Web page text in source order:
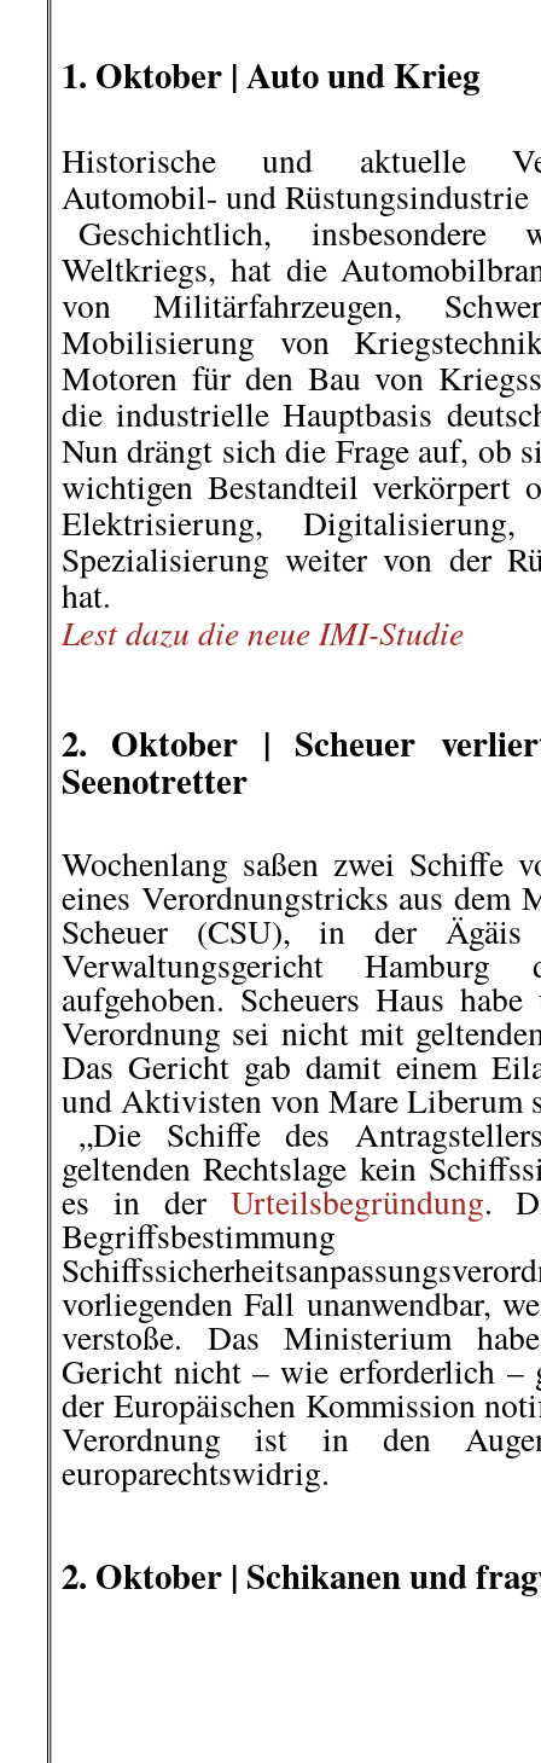
1. Oktober | Auto und Krieg
Historische und aktuelle
Automobil- und Rüstungsindustrie
Geschichtlich, insbesondere
Weltkriegs, hat die
von Militärfahrzeugen,
Mobilisierung von
Motoren für den Bau von
die industrielle Hauptbasis
Nun drängt sich die Frage auf, ob
wichtigen Bestandteil verkörpert
Elektrisierung,
Spezialisierung weiter von der
hat.
Lest dazu die neue IMI-Studie
2. Oktober | Scheuer
Seenotretter
Wochenlang saßen zwei Schiffe
eines Verordnungstricks aus dem
Scheuer (CSU), in der
Verwaltungsgericht Hamburg
aufgehoben. Scheuers Haus
Verordnung sei nicht mit
Das Gericht gab damit einem
und Aktivisten von Mare Liberum
„Die Schiffe des
geltenden Rechtslage kein
es in der Urteilsbegründung.
vorliegenden Fall unanwendbar,
verstoße. Das Ministerium
Gericht nicht – wie erforderlich –
der Europäischen Kommission
Verordnung ist in den
europarechtswidrig.
2. Oktober | Schikanen und